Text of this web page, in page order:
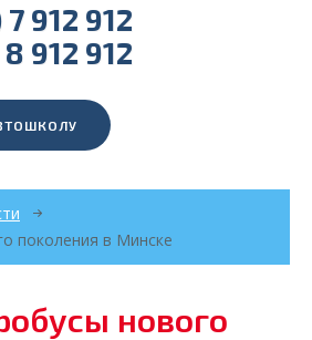
912 912
912 912
поколения в Минске
нового